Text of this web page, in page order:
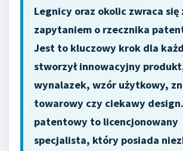
Legnicy oraz okolic zwraca się
zapytaniem o rzecznika
Jest to kluczowy krok dla
stworzył innowacyjny
wynalazek, wzór użytkowy,
towarowy czy ciekawy
patentowy to licencjonowany
specjalista, który posiada